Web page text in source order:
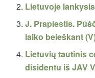
Lietuvoje
J. Prapiestis.
laiko beieškant
Lietuvių tautinis
disidentu iš JAV